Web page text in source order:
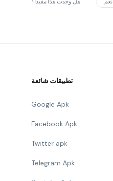
تطبيقات شائعة
Google Apk
Facebook Apk
Twitter apk
Telegram Apk